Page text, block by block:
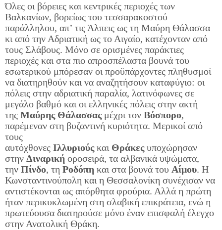
Όλες οι βόρειες και κεντρικές περιοχές των
Βαλκανίων, βορείως του τεσσαρακοστού
παράλληλου, απ’ τις Άλπεις ως τη Μαύρη Θάλασσα
κι από την Αδριατική ως το Αιγαίο, κατέχονταν από
τους Σλάβους. Μόνο σε ορισμένες παράκτιες
περιοχές και στα πιο απροσπέλαστα βουνά του
εσωτερικού μπόρεσαν οι προϋπάρχοντες πληθυσμοί
να διατηρηθούν και να αναζητήσουν καταφύγιο: οι
πόλεις στην αδριατική παραλία, λατινόφωνες σε
μεγάλο βαθμό και οι ελληνικές πόλεις στην ακτή
της Μαύρης Θάλασσαςμέχρι τον Βόσπορο,
παρέμεναν στη βυζαντινή κυριότητα. Μερικοί από
τους
αυτόχθονες Ιλλυριούςκαι Θράκεςυποχώρησαν
στην Διναρική οροσειρά, τα αλβανικά υψώματα,
την Πίνδο, τη Ροδόπη και στα βουνά του Αίμου. Η
Κωνσταντινούπολη και η Θεσσαλονίκη συνέχισαν να
αντιστέκονται ως απόρθητα φρούρια. Αλλά η πρώτη
ήταν περικυκλωμένη στη σλαβική επικράτεια, ενώ η
πρωτεύουσα διατηρούσε μόνο έναν επισφαλή έλεγχο
στην Ανατολική Θράκη.